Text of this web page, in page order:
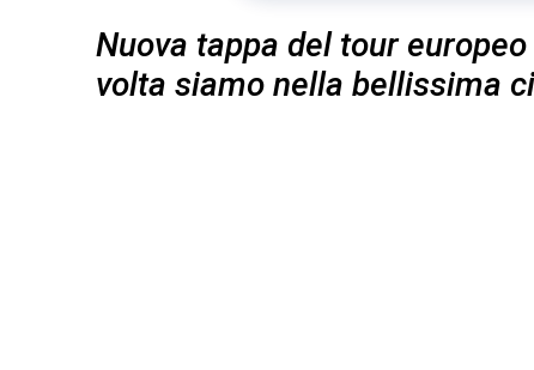
Nuova tappa del tour
volta siamo nella bellissima